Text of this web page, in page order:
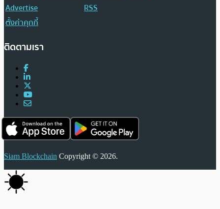
Advertise
RSS
ตั้งค่าคุกกี้
ติดตามเรา
Siam Blockchain Copyright © 2026.